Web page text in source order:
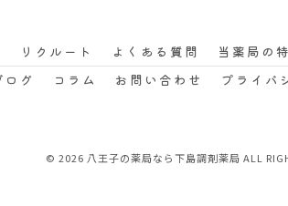
リクルート よくある質問 当薬局の
ログ
コラム お問い合わせ プライバ
© 2026 八王子の薬局なら下島調剤薬局 ALL